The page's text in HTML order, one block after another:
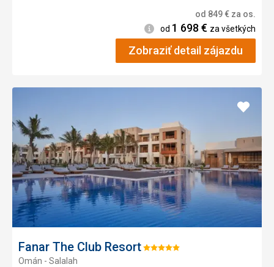
od 849€ za os.
Informácie
od 1 698 € za všetkých
Zobraziť detail zájazdu
Fanar The Club ResortHodnotenie:
Omán - Salalah
Pridať